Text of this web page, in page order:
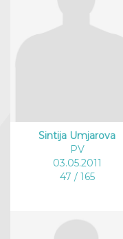
Sintija Umjarova
PV
03.05.2011
47 / 165